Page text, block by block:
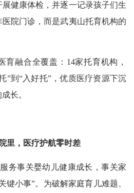
健康体检，并逐一记录孩子们生
院门诊，而是武夷山托育机构的
融合全覆盖：14家托育机构，
”到“入好托”，优质医疗资源下沉
长。
里，医疗护航零时差
事关婴幼儿健康成长，事关家
键小事”。为破解家庭育儿难题、